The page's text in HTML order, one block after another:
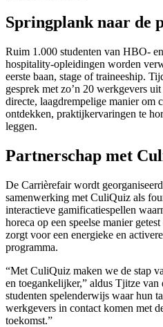
Springplank naar de
Ruim 1.000 studenten van HBO-
hospitality-opleidingen worden
eerste baan, stage of traineeship.
gesprek met zo’n 20 werkgevers
directe, laagdrempelige manier om
ontdekken, praktijkervaringen te
leggen.
Partnerschap met
De Carrièrefair wordt
samenwerking met CuliQuiz als
interactieve gamificatiespellen
horeca op een speelse manier
zorgt voor een energieke en
programma.
“Met CuliQuiz maken we de stap
en toegankelijker,” aldus Tjitze
studenten spelenderwijs waar hun
werkgevers in contact komen met
toekomst.”